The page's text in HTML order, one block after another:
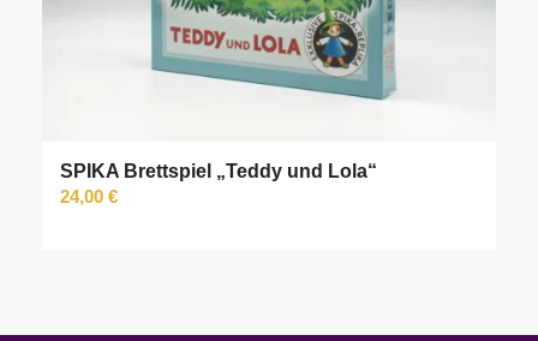
SPIKA Brettspiel „Teddy und Lola“
24,00 €